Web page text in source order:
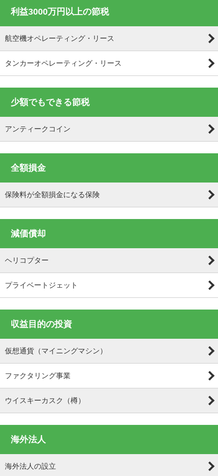
利益3000万円以上の節税
航空機オペレーティング・リース
タンカーオペレーティング・リース
少額でもできる節税
アンティークコイン
全額損金
保険料が全額損金になる保険
減価償却
ヘリコプター
プライベートジェット
収益目的の投資
仮想通貨（マイニングマシン）
ファクタリング事業
ウイスキーカスク（樽）
海外法人
海外法人の設立